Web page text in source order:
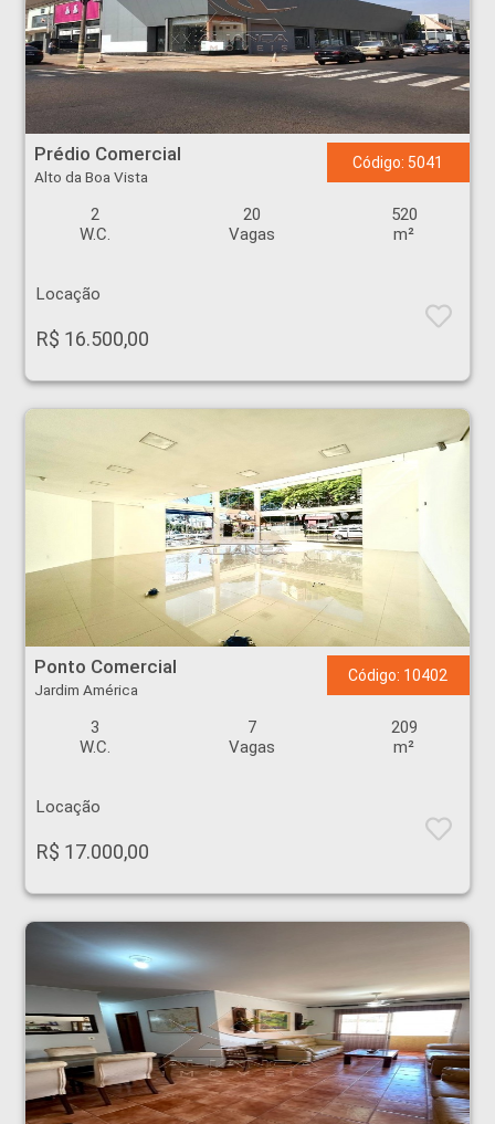
Prédio Comercial - Alto da Boa Vista - Ribeirão Preto
Prédio Comercial
Alto da Boa Vista
Código: 5041
2
W.C.
20
Vagas
520
m²
Locação
R$ 16.500,00
Ponto Comercial - Jardim América - Ribeirão Preto
Ponto Comercial
Jardim América
Código: 10402
3
W.C.
7
Vagas
209
m²
Locação
R$ 17.000,00